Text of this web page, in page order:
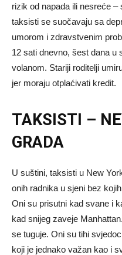
rizik od napada ili nesreće
taksisti se suočavaju sa
umorom i zdravstvenim
12 sati dnevno, šest dana u
volanom. Stariji roditelji
jer moraju otplaćivati kredit.
TAKSISTI –
GRADA
U suštini, taksisti u New
onih radnika u sjeni bez
Oni su prisutni kad svane i
kad snijeg zaveje
se tuguje. Oni su tihi
koji je jednako važan kao i